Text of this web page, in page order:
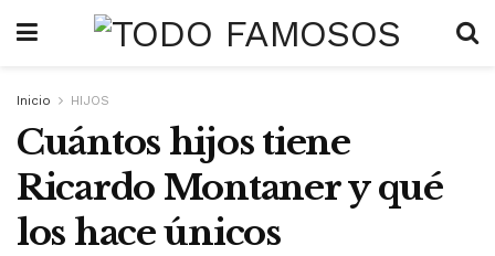
Inicio HIJOS
Cuántos hijos tiene
Ricardo Montaner y qué
los hace únicos